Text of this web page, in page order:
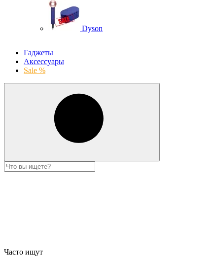
Dyson
Гаджеты
Аксессуары
Sale %
Часто ищут